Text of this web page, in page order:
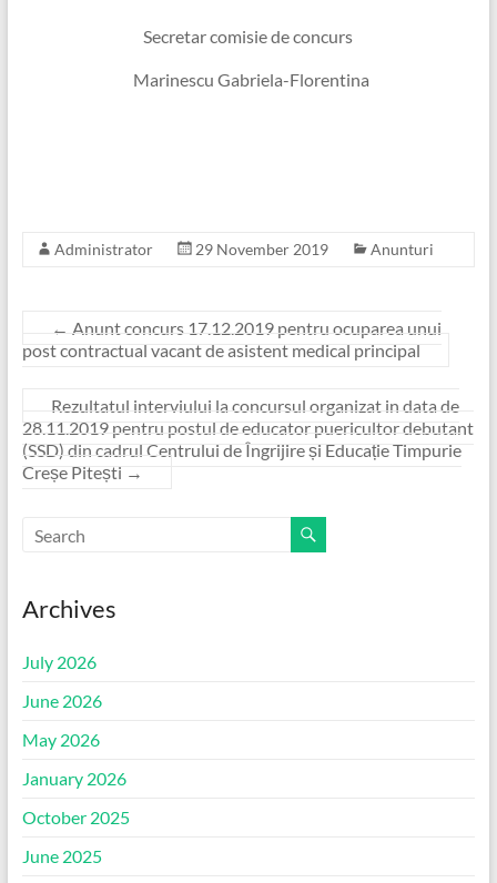
Secretar comisie de concurs
Marinescu Gabriela-Florentina
Administrator 29 November 2019 Anunturi
← Anunt concurs 17.12.2019 pentru ocuparea unui
post contractual vacant de asistent medical principal
Rezultatul interviului la concursul organizat in data de
28.11.2019 pentru postul de educator puericultor debutant
(SSD) din cadrul Centrului de Îngrijire și Educație Timpurie
Creșe Pitești →
Archives
July 2026
June 2026
May 2026
January 2026
October 2025
June 2025